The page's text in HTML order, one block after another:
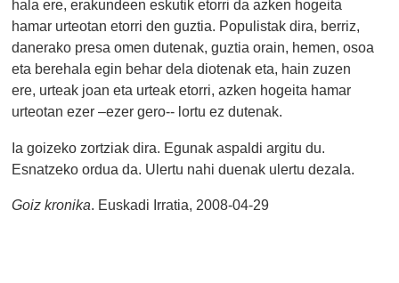
hala ere, erakundeen eskutik etorri da azken hogeita
hamar urteotan etorri den guztia. Populistak dira, berriz,
danerako presa omen dutenak, guztia orain, hemen, osoa
eta berehala egin behar dela diotenak eta, hain zuzen
ere, urteak joan eta urteak etorri, azken hogeita hamar
urteotan ezer –ezer gero-- lortu ez dutenak.
Ia goizeko zortziak dira. Egunak aspaldi argitu du.
Esnatzeko ordua da. Ulertu nahi duenak ulertu dezala.
Goiz kronika. Euskadi Irratia, 2008-04-29